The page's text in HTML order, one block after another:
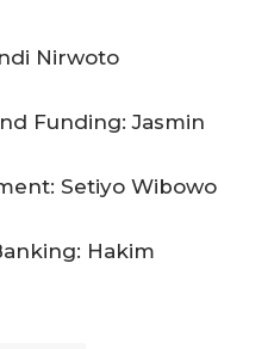
Nirwoto
Funding: Jasmin
Setiyo Wibowo
Hakim